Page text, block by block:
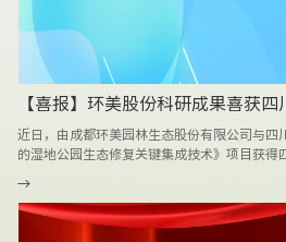
近日，由成都环美园林生态股份有限公司与四
的湿地公园生态修复关键集成技术》项目获得